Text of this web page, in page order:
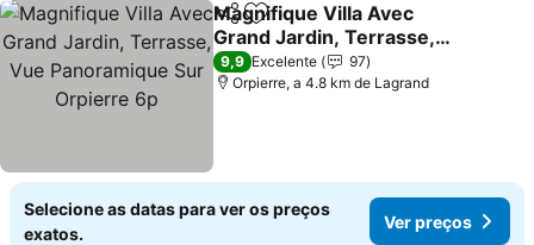
PartilharAdicionar aos favoritos
Magnifique Villa Avec
Grand Jardin, Terrasse,
Vue Panoramique Sur
Orpierre 6p
Ver preços
9,9 Excelente
97
Orpierre, a 4.8 km de Lagrand
Selecione as datas para ver os preços
exatos.
Ver preços